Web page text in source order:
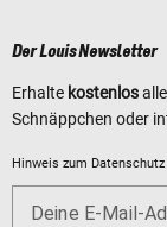
Der Louis Newsletter
Erhalte kostenlos
Schnäppchen oder
Hinweis zum Datenschutz
Deine E-Mail-